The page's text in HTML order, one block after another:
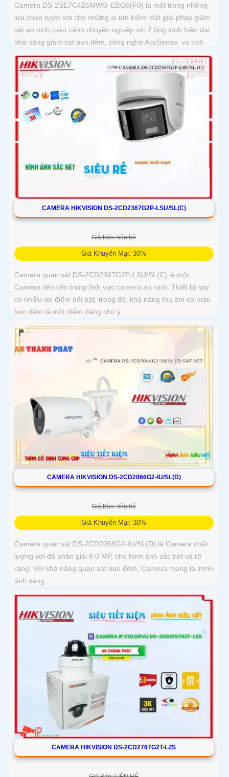
Camera DS-2SE7C425MWG-EB/26(F0) là một trong những
lựa chọn tuyệt vời cho những ai tìm kiếm một giải pháp giám
sát an ninh toàn cảnh chuyên nghiệp với 2 ống kính hiện đại
khả năng giám sát ban đêm, công nghệ AcuSense, và tính
năng cảnh báo còi đèn giúp bảo vệ an ninh một cách tối ưu.
CAMERA HIKVISION DS-2CD2367G2P-LSU/SL(C)
Giá Bán: liên hệ
Giá Khuyến Mại: 30%
Camera quan sát DS-2CD2367G2P-LSU/SL(C) là một
Camera tiên tiến trong lĩnh vực camera an ninh. Thiết bị này
có nhiều ưu điểm nổi bật, trong đó, khả năng thu âm có màu
ban đêm là một điểm đáng chú ý
CAMERA HIKVISION DS-2CD2066G2-IU/SL(D)
Giá Bán: liên hệ
Giá Khuyến Mại: 30%
Camera quan sát DS-2CD2066G2-IU/SL(D) là Camera chất
lượng với độ phân giải 6.0 MP, cho hình ảnh sắc nét và rõ
ràng. Với khả năng quan sát ban đêm, Camera mang lại hình
ảnh sáng...
CAMERA HIKVISION DS-2CD2767G2T-LZS